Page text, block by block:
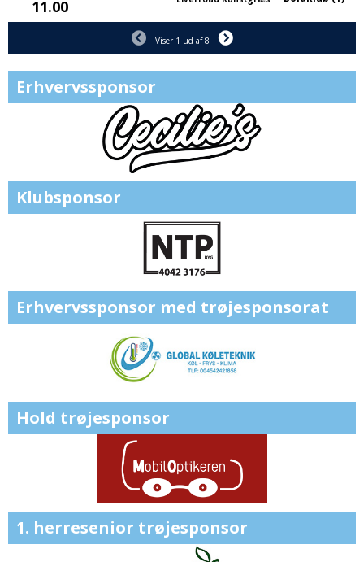
11.00
Viser 1 ud af 8
Erhvervssponsor
Klubsponsor
Erhvervssponsor med trøjesponsorat
Hold trøjesponsor
1. herresenior trøjesponsor